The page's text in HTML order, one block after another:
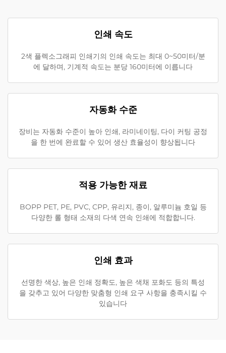
인쇄 속도
2색 플렉소그래피 인쇄기의 인쇄 속도는 최대 0~50미터/분
에 달하며, 기계적 속도는 분당 160미터에 이릅니다
자동화 수준
장비는 자동화 수준이 높아 인쇄, 라미네이팅, 다이 커팅 공정
을 한 번에 완료할 수 있어 생산 효율성이 향상됩니다
적용 가능한 재료
BOPP PET, PE, PVC, CPP, 유리지, 종이, 알루미늄 호일 등
다양한 롤 형태 소재의 다색 연속 인쇄에 적합합니다.
인쇄 효과
선명한 색상, 높은 인쇄 정확도, 높은 색채 포화도 등의 특성
을 갖추고 있어 다양한 맞춤형 인쇄 요구 사항을 충족시킬 수
있습니다